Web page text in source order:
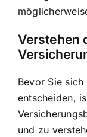
Verstehen
Bevor Sie
entscheiden,
und zu